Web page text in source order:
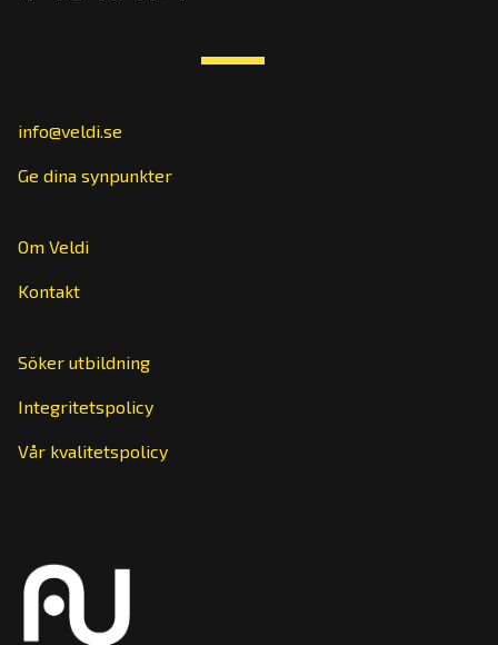
info@veldi.se
Ge dina synpunkter
Om Veldi
Kontakt
Söker utbildning
Integritetspolicy
Vår kvalitetspolicy